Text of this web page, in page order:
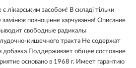
є лікарським засобом! В складі тільки
повноцінне харчування! Описание
свободные радикалы
кишечного тракта Не содержат
добавка Поддерживает общее состояние
основано в 1968 г. Имеет гарантию